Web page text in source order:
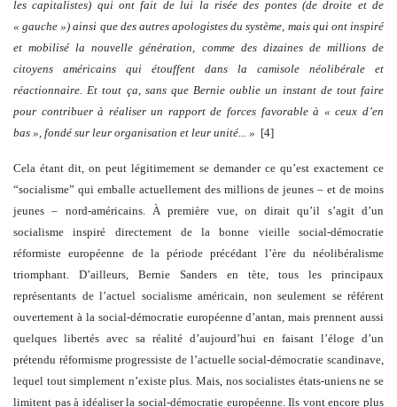
les capitalistes) qui ont fait de lui la risée des pontes (de droite et de
« gauche ») ainsi que des autres apologistes du système, mais qui ont inspiré
et mobilisé la nouvelle génération, comme des dizaines de millions de
citoyens américains qui étouffent dans la camisole néolibérale et
réactionnaire. Et tout ça, sans que Bernie oublie un instant de tout faire
pour contribuer à réaliser un rapport de forces favorable à « ceux d’en
bas », fondé sur leur organisation et leur unité... » [4]
Cela étant dit, on peut légitimement se demander ce qu’est exactement ce
“socialisme” qui emballe actuellement des millions de jeunes – et de moins
jeunes – nord-américains. À première vue, on dirait qu’il s’agit d’un
socialisme inspiré directement de la bonne vieille social-démocratie
réformiste européenne de la période précédant l’ère du néolibéralisme
triomphant. D’ailleurs, Bernie Sanders en tète, tous les principaux
représentants de l’actuel socialisme américain, non seulement se référent
ouvertement à la social-démocratie européenne d’antan, mais prennent aussi
quelques libertés avec sa réalité d’aujourd’hui en faisant l’éloge d’un
prétendu réformisme progressiste de l’actuelle social-démocratie scandinave,
lequel tout simplement n’existe plus. Mais, nos socialistes états-uniens ne se
limitent pas à idéaliser la social-démocratie européenne. Ils vont encore plus